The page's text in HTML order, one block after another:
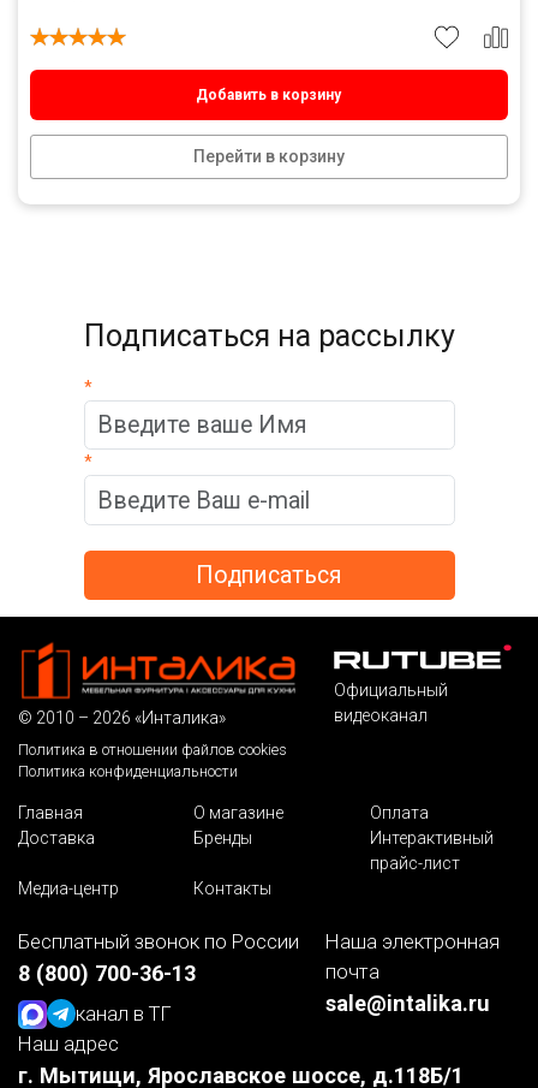
Добавить в корзину
Перейти в корзину
Подписаться на рассылку
*
*
© 2010 – 2026 «Инталика»
Политика в отношении файлов cookies
Политика конфиденциальности
Официальный
видеоканал
Главная О магазине
Оплата
Доставка
Бренды
Интерактивный
прайс-лист
Медиа-центр
Контакты
Бесплатный звонок по России
8 (800) 700-36-13
канал в ТГ
Наша электронная
почта
sale@intalika.ru
Наш адрес
г. Мытищи, Ярославское шоссе, д.118Б/1